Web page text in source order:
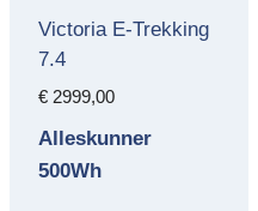
Victoria E-Trekking
7.4
€ 2999,00
Alleskunner
500Wh